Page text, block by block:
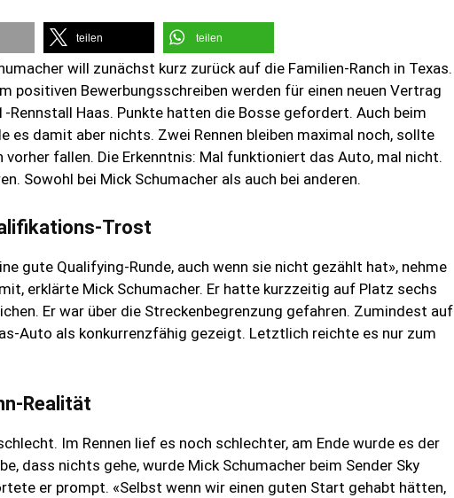
teilen teilen
will zunächst kurz zurück auf die Familien-Ranch in Texas.
positiven Bewerbungsschreiben werden für einen neuen Vertrag
Rennstall Haas. Punkte hatten die Bosse gefordert. Auch beim
es damit aber nichts. Zwei Rennen bleiben maximal noch, sollte
fallen. Die Erkenntnis: Mal funktioniert das Auto, mal nicht.
Sowohl bei Mick Schumacher als auch bei anderen.
Trost
gute Qualifying-Runde, auch wenn sie nicht gezählt hat», nehme
erklärte Mick Schumacher. Er hatte kurzzeitig auf Platz sechs
Er war über die Streckenbegrenzung gefahren. Zumindest auf
Auto als konkurrenzfähig gezeigt. Letztlich reichte es nur zum
Realität
Im Rennen lief es noch schlechter, am Ende wurde es der
dass nichts gehe, wurde Mick Schumacher beim Sender Sky
er prompt. «Selbst wenn wir einen guten Start gehabt hätten,